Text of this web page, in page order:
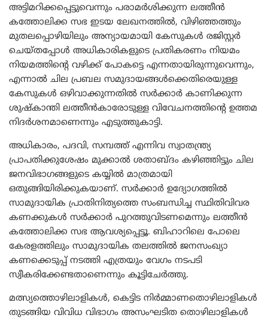
അട്ടിമറിക്കപ്പെട്ടുവെന്നും പരാമര്‍ശിക്കുന്ന ലത്തീന്‍
കത്തോലിക്ക സഭ ഇടയ ലേഖനത്തില്‍, വിഴിഞ്ഞത്തും
മുതലപ്പൊഴിയിലും അന്യായമായി കേസുകള്‍ രജിസ്റ്റര്‍
ചെയ്തപ്പോള്‍ അധികാരികളുടെ പ്രതികരണം നിയമം
നിയമത്തിന്‍റെ വഴിക്ക് പോകട്ടെ എന്നതായിരുന്നുവെന്നും,
എന്നാല്‍ ചില പ്രബല സമുദായങ്ങള്‍ക്കെതിരെയുള്ള
കേസുകള്‍ ഒഴിവാക്കുന്നതില്‍ സര്‍ക്കാര്‍ കാണിക്കുന്ന
ശുഷ്കാന്തി ലത്തീന്‍കാരോടുള്ള വിവേചനത്തിന്‍റെ ഉത്തമ
നിദര്‍ശനമാണെന്നും എടുത്തുകാട്ടി.
അധികാരം, പദവി, സമ്പത്ത് എന്നിവ സ്വാതന്ത്ര്യ
പ്രാപതിക്കുശേഷം മുക്കാല്‍ ശതാബ്ദം കഴിഞ്ഞിട്ടും ചില
ജനവിഭാഗങ്ങളുടെ കയ്യില്‍ മാത്രമായി
ഒതുങ്ങിയിരിക്കുകയാണ്. സര്‍ക്കാര്‍ ഉദ്യോഗത്തില്‍
സാമുദായിക പ്രാതിനിത്യത്തെ സംബന്ധിച്ച സ്ഥിതിവിവര
കണക്കുകള്‍ സര്‍ക്കാര്‍ പുറത്തുവിടണമെന്നും ലത്തീന്‍
കത്തോലിക്ക സഭ ആവശ്യപ്പെട്ടൂ. ബിഹാറിലെ പോലെ
കേരളത്തിലും സാമുദായിക തലത്തില്‍ ജനസംഖ്യാ
കണക്കെടുപ്പ് നടത്തി എത്രയും വേഗം നടപടി
സ്വീകരിക്കേണ്ടതാണെന്നും കൂട്ടിചേര്‍ത്തു.
മത്സ്യത്തൊഴിലാളികള്‍, കെട്ടിട നിര്‍മ്മാണതൊഴിലാളികള്‍
തുടങ്ങിയ വിവിധ വിഭാഗം അസംഘടിത തൊഴിലാളികള്‍